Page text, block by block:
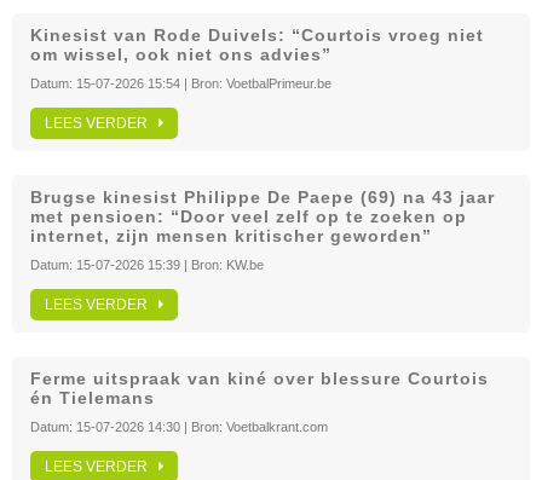
Kinesist van Rode Duivels: “Courtois vroeg niet
om wissel, ook niet ons advies”
Datum: 15-07-2026 15:54 | Bron: VoetbalPrimeur.be
LEES VERDER
Brugse kinesist Philippe De Paepe (69) na 43 jaar
met pensioen: “Door veel zelf op te zoeken op
internet, zijn mensen kritischer geworden”
Datum: 15-07-2026 15:39 | Bron: KW.be
LEES VERDER
Ferme uitspraak van kiné over blessure Courtois
én Tielemans
Datum: 15-07-2026 14:30 | Bron: Voetbalkrant.com
LEES VERDER